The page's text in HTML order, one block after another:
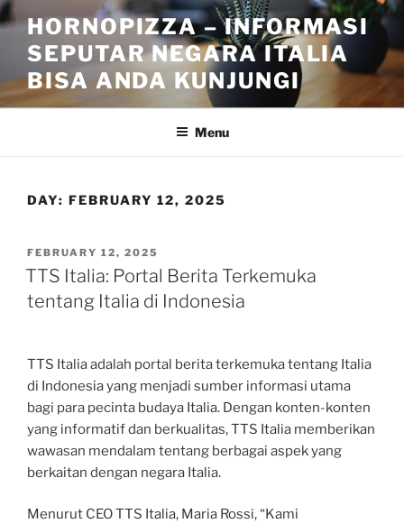
Skip
to
content
HORNOPIZZA – INFORMASI
SEPUTAR NEGARA ITALIA
BISA ANDA KUNJUNGI
Menu
DAY: FEBRUARY 12, 2025
POSTED
ON
FEBRUARY 12, 2025
TTS Italia: Portal Berita Terkemuka
tentang Italia di Indonesia
TTS Italia adalah portal berita terkemuka tentang Italia
di Indonesia yang menjadi sumber informasi utama
bagi para pecinta budaya Italia. Dengan konten-konten
yang informatif dan berkualitas, TTS Italia memberikan
wawasan mendalam tentang berbagai aspek yang
berkaitan dengan negara Italia.
Menurut CEO TTS Italia, Maria Rossi, “Kami